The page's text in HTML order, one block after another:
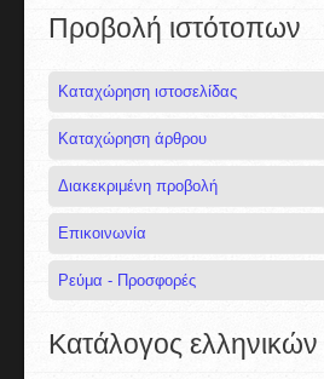
Προβολή ιστότοπων
Καταχώρηση ιστοσελίδας
Καταχώρηση άρθρου
Διακεκριμένη προβολή
Επικοινωνία
Ρεύμα - Προσφορές
Κατάλογος ελληνικών